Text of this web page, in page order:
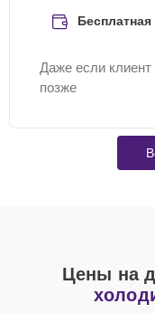
Бесплатная
Даже если
позже
Цены на